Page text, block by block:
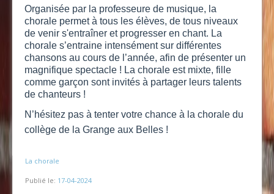
Organisée par la professeure de musique, la
chorale permet à tous les élèves, de tous niveaux
de venir s'entraîner et progresser en chant. La
chorale s’entraine intensément sur différentes
chansons au cours de l’année, afin de présenter un
magnifique spectacle ! La chorale est mixte, fille
comme garçon sont invités à partager leurs talents
de chanteurs !
N’hésitez pas à tenter votre chance à la chorale du
collège de la Grange aux Belles !
La chorale
Publié le: 17-04-2024